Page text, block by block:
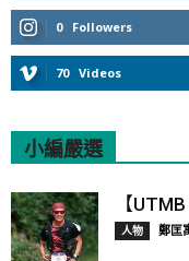
0 Followers
70 Videos
小編嚴選
【
人物 鄭匡